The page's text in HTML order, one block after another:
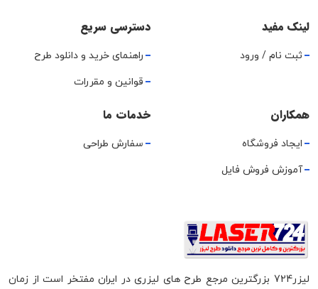
لینک مفید
ثبت نام / ورود
دسترسی سریع
راهنمای خرید و دانلود طرح
قوانین و مقررات
همکاران
ایجاد فروشگاه
آموزش فروش فایل
خدمات ما
سفارش طراحی
لیزر724 بزرگترین مرجع طرح های لیزری در ایران مفتخر است از زمان